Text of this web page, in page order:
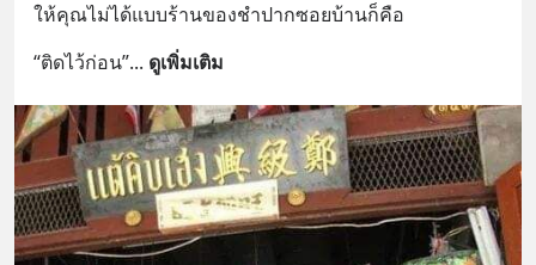
ให้คุณไม่ได้แบบร้านของชำปากซอยบ้านก็คือ
“ติดไว้ก่อน”... ดูเพิ่มเติม